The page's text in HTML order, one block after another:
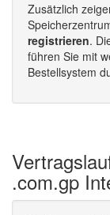
Zusätzlich
registrieren.
führen Sie mit
Bestellsystem
.com.gp